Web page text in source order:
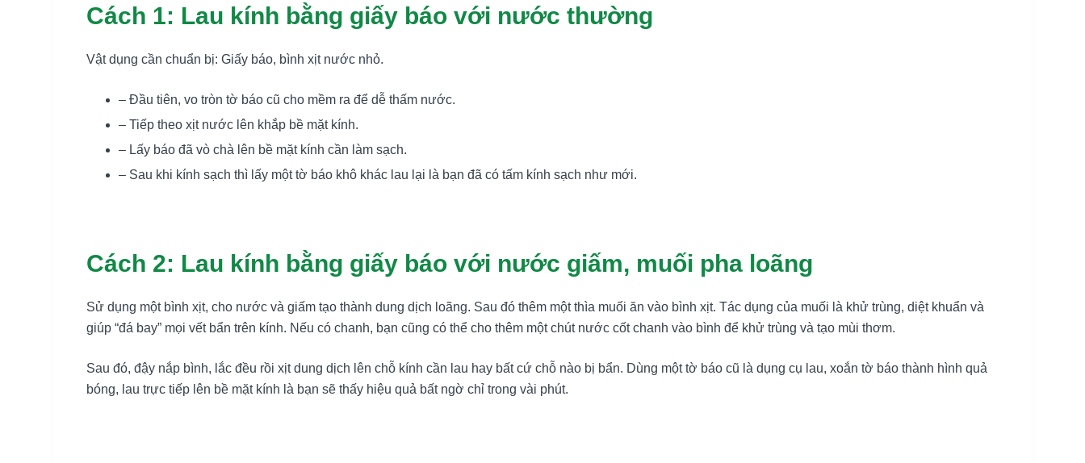
Cách 1: Lau kính bằng giấy báo với nước thường
Vật dụng cần chuẩn bị: Giấy báo, bình xịt nước nhỏ.
– Đầu tiên, vo tròn tờ báo cũ cho mềm ra để dễ thấm nước.
– Tiếp theo xịt nước lên khắp bề mặt kính.
– Lấy báo đã vò chà lên bề mặt kính cần làm sạch.
– Sau khi kính sạch thì lấy một tờ báo khô khác lau lại là bạn đã có tấm kính sạch như mới.
Cách 2: Lau kính bằng giấy báo với nước giấm, muối pha loãng
Sử dụng một bình xịt, cho nước và giấm tạo thành dung dịch loãng. Sau đó thêm một thìa muối ăn vào bình xịt. Tác dụng của muối là khử trùng, diệt khuẩn và
giúp “đá bay” mọi vết bẩn trên kính. Nếu có chanh, bạn cũng có thể cho thêm một chút nước cốt chanh vào bình để khử trùng và tạo mùi thơm.
Sau đó, đậy nắp bình, lắc đều rồi xịt dung dịch lên chỗ kính cần lau hay bất cứ chỗ nào bị bẩn. Dùng một tờ báo cũ là dụng cụ lau, xoắn tờ báo thành hình quả
bóng, lau trực tiếp lên bề mặt kính là bạn sẽ thấy hiệu quả bất ngờ chỉ trong vài phút.